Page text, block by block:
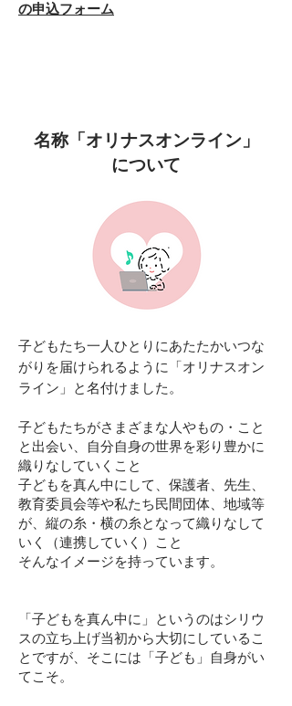
の申込フォーム
名称「オリナスオンライン」
について
子どもたち一人ひとりにあたたかいつな
がりを届けられるように「オリナスオン
ライン」と名付けました。
子どもたちがさまざまな人やもの・こと
と出会い、自分自身の世界を彩り豊かに
織りなしていくこと
子どもを真ん中にして、保護者、先生、
教育委員会等や私たち民間団体、地域等
が、縦の糸・横の糸となって織りなして
いく（連携していく）こと
そんなイメージを持っています。
「子どもを真ん中に」というのはシリウ
スの立ち上げ当初から大切にしているこ
とですが、そこには「子ども」自身がい
てこそ。